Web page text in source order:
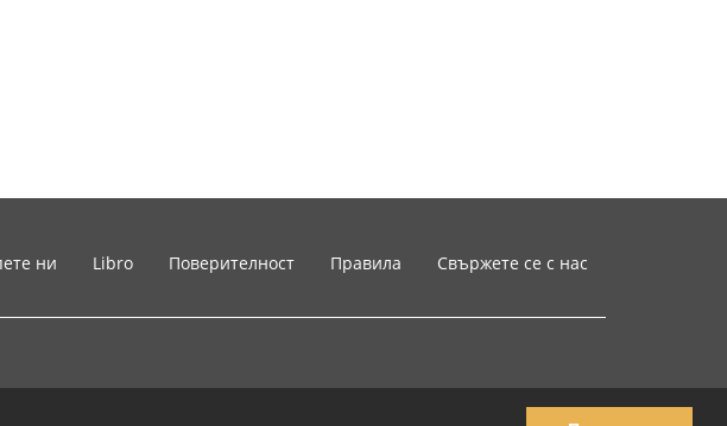
ни Libro Поверителност Правила Свържете се с нас